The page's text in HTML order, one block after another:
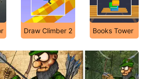
Draw Climber 2 Books Tower